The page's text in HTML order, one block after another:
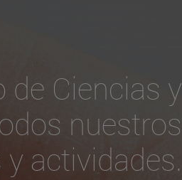
de Ciencias y
nuestros
actividades.